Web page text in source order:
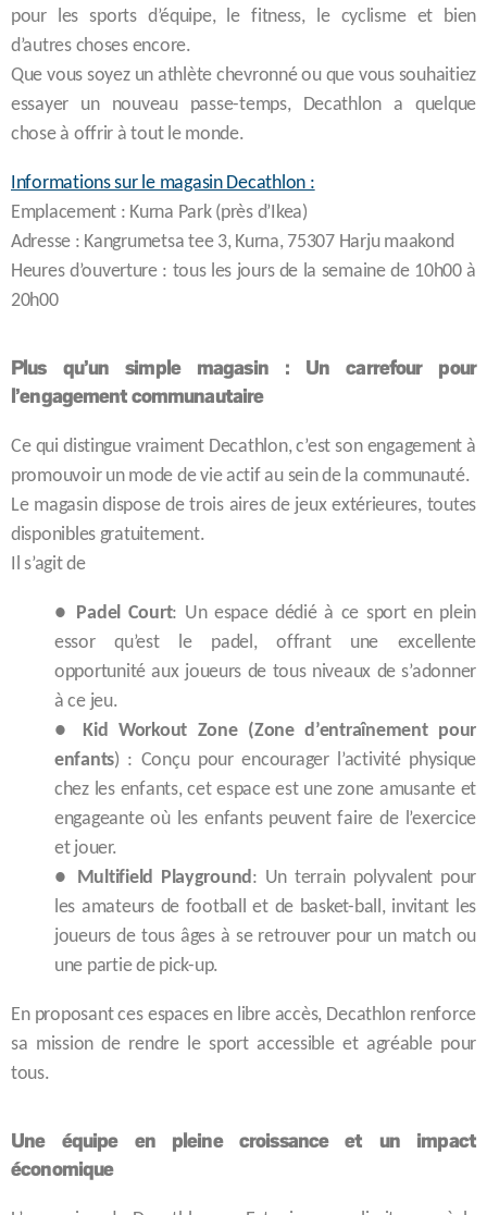
pour les sports d’équipe, le fitness, le cyclisme et bien
d’autres choses encore.
Que vous soyez un athlète chevronné ou que vous souhaitiez
essayer un nouveau passe-temps, Decathlon a quelque
chose à offrir à tout le monde.
Informations sur le magasin Decathlon :
Emplacement : Kurna Park (près d’Ikea)
Adresse : Kangrumetsa tee 3, Kurna, 75307 Harju maakond
Heures d’ouverture : tous les jours de la semaine de 10h00 à
20h00
Plus qu’un simple magasin : Un carrefour pour
l’engagement communautaire
Ce qui distingue vraiment Decathlon, c’est son engagement à
promouvoir un mode de vie actif au sein de la communauté.
Le magasin dispose de trois aires de jeux extérieures, toutes
disponibles gratuitement.
Il s’agit de
● Padel Court: Un espace dédié à ce sport en plein
essor qu’est le padel, offrant une excellente
opportunité aux joueurs de tous niveaux de s’adonner
à ce jeu.
●
Kid Workout Zone (Zone d’entraînement pour
enfants) : Conçu pour encourager l’activité physique
chez les enfants, cet espace est une zone amusante et
engageante où les enfants peuvent faire de l’exercice
et jouer.
● Multifield Playground: Un terrain polyvalent pour
les amateurs de football et de basket-ball, invitant les
joueurs de tous âges à se retrouver pour un match ou
une partie de pick-up.
En proposant ces espaces en libre accès, Decathlon renforce
sa mission de rendre le sport accessible et agréable pour
tous.
Une équipe en pleine croissance et un impact
économique